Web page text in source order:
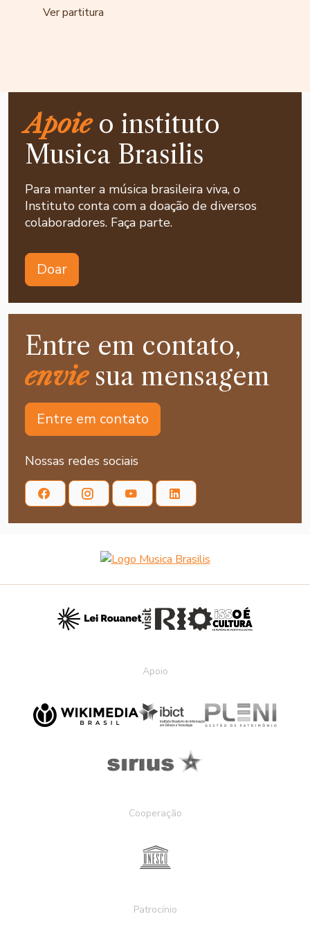
Ver partitura
Apoieo instituto
Musica Brasilis
Para manter a música brasileira viva, o
Instituto conta com a doação de diversos
colaboradores. Faça parte.
Doar
Entre em contato,
enviesua mensagem
Entre em contato
Nossas redes sociais
Apoio
Cooperação
Patrocínio